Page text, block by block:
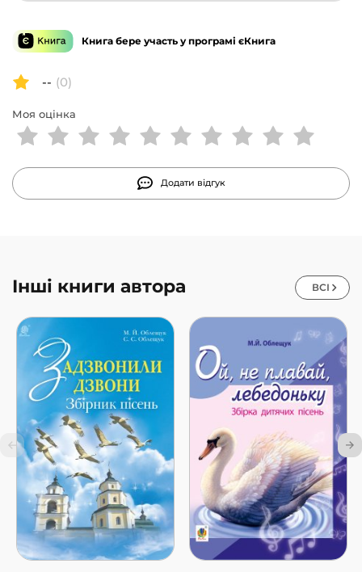
Книга бере участь у програмі єКнига
-- (0)
Моя оцінка
Додати відгук
Інші книги автора ВСІ